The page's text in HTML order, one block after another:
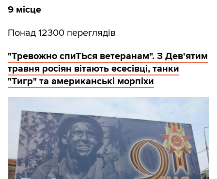
9 місце
Понад 12300 переглядів
"Тревожно спиТЬся ветеранам". З Дев'ятим
травня росіян вітають есесівці, танки
"Тигр" та американські морпіхи